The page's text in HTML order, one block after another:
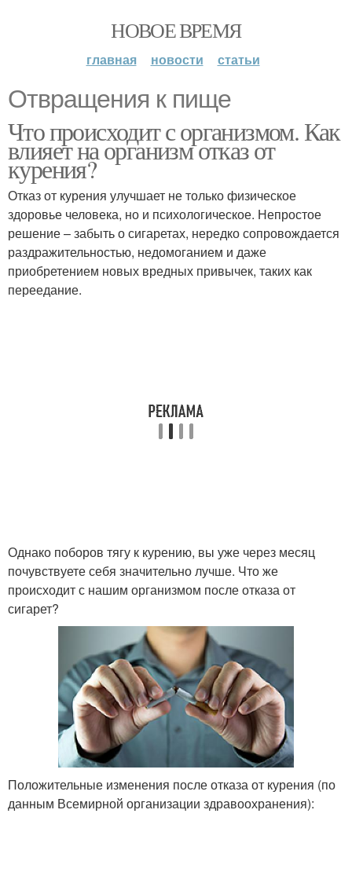
НОВОЕ ВРЕМЯ
главная новости статьи
Отвращения к пище
Что происходит с организмом. Как
влияет на организм отказ от
курения?
Отказ от курения улучшает не только физическое
здоровье человека, но и психологическое. Непростое
решение – забыть о сигаретах, нередко сопровождается
раздражительностью, недомоганием и даже
приобретением новых вредных привычек, таких как
переедание.
Однако поборов тягу к курению, вы уже через месяц
почувствуете себя значительно лучше. Что же
происходит с нашим организмом после отказа от
сигарет?
Положительные изменения после отказа от курения (по
данным Всемирной организации здравоохранения):